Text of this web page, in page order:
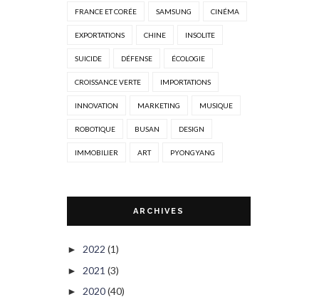
FRANCE ET CORÉE SAMSUNG CINÉMA
EXPORTATIONS CHINE INSOLITE
SUICIDE DÉFENSE ÉCOLOGIE
CROISSANCE VERTE IMPORTATIONS
INNOVATION MARKETING MUSIQUE
ROBOTIQUE BUSAN DESIGN
IMMOBILIER ART PYONGYANG
ARCHIVES
► 2022 (1)
► 2021 (3)
► 2020(40)